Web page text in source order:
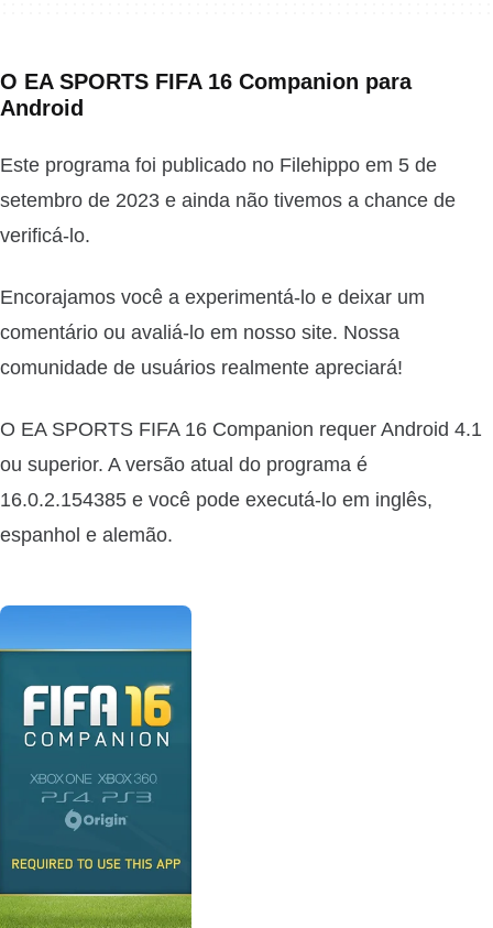
O EA SPORTS FIFA 16 Companion para
Android
Este programa foi publicado no Filehippo em 5 de
setembro de 2023 e ainda não tivemos a chance de
verificá-lo.
Encorajamos você a experimentá-lo e deixar um
comentário ou avaliá-lo em nosso site. Nossa
comunidade de usuários realmente apreciará!
O EA SPORTS FIFA 16 Companion requer Android 4.1
ou superior. A versão atual do programa é
16.0.2.154385 e você pode executá-lo em inglês,
espanhol e alemão.